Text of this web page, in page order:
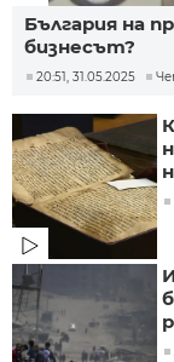
България на
бизнесът?
20:51, 31.05.2025